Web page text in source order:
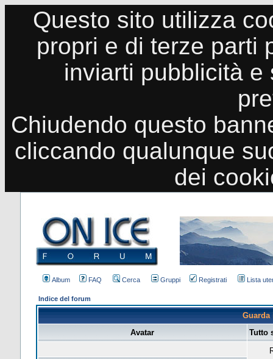
Questo sito utilizza
propri e di terze parti
inviarti pubblicità
Chiudendo questo
cliccando qualunque
dei
Album FAQ Cerca Gruppi Registrati Lista
Indice del forum
Avatar
Tutto